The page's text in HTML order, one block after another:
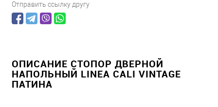
Отправить ссылку другу
ОПИСАНИЕ СТОПОР ДВЕРНОЙ
НАПОЛЬНЫЙ LINEA CALI VINTAGE
ПАТИНА